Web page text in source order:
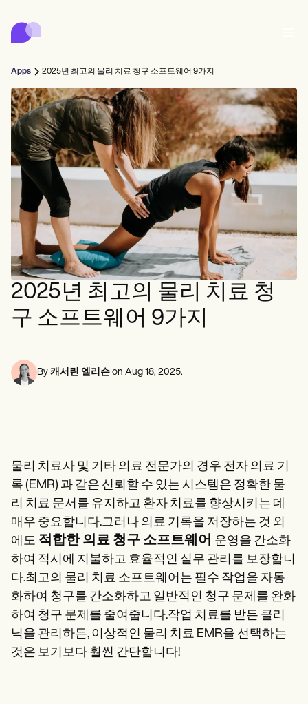
Product
스케줄링
건강 기록
대금 청구
규정 준수
온라인 양식
리마인더
결제
원격 의료
임상 노트
실무 관리
Community
솔로 프랙티셔너
신규 실무자
카운슬러
코치
음성 언어 병리학자
척추 지압 요법사
정신 건강 전문가
사회 복지사
심리학자
간호사
비교
앱 가이드
템플릿
신분증 코드
Procedure Codes
슈퍼빌 템플릿
비누 노트 템플릿
치료 계획 템플릿
Informed Consent Form
Social Work Treatment Plans
DAR Note Template
Patient Visit Summary Template
Help Center
Demos
Training Hub
연결
일정
Online booking
Automatic reminders
메시지
Client messaging
SMS and email
케어
상담
Telehealth video
In session notes
기록
AI Scribe
Clinical notes
완료
치료
ePrescribe
Treatment plans
청구
Invoicing and payments
Insurance claims
병원 관리
규정 준수 및 보안
Carepatron AI
전체 워크플로우 보기
Who we're for
Behavioral
Counselors
Mental health
Psychologists
Therapists
Medical
Dentists
Nurse practitioners
Nurses
Physicians
Psychiatrists
Allied
Dietitians
Nutritionists
Occupational therapists
Physical therapists
Social workers
Speech therapists
Wellness
Acupuncturists
Chiropractors
Health coaches
Life coaches
Get started for free
Book a demo
로그인
Apps 2025년 최고의 물리 치료 청구 소프트웨어 9가지
2025년 최고의 물리 치료 청
구 소프트웨어 9가지
By 캐서린 엘리슨 on Aug 18, 2025.
물리 치료사 및 기타 의료 전문가의 경우 전자 의료 기
록 (EMR) 과 같은 신뢰할 수 있는 시스템은 정확한 물
리 치료 문서를 유지하고 환자 치료를 향상시키는 데
매우 중요합니다.그러나 의료 기록을 저장하는 것 외
에도 적합한 의료 청구 소프트웨어 운영을 간소화
하여 적시에 지불하고 효율적인 실무 관리를 보장합니
다.최고의 물리 치료 소프트웨어는 필수 작업을 자동
화하여 청구를 간소화하고 일반적인 청구 문제를 완화
하여 청구 문제를 줄여줍니다.작업 치료를 받든 클리
닉을 관리하든, 이상적인 물리 치료 EMR을 선택하는
것은 보기보다 훨씬 간단합니다!